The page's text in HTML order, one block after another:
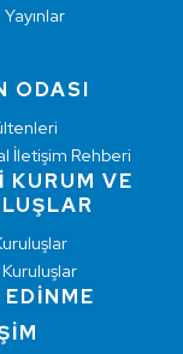
ODASI
İletişim Rehberi
KURUM VE
Kuruluşlar